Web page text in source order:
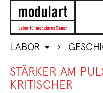
LABOR
STÄRKER AM
KRITISCHER